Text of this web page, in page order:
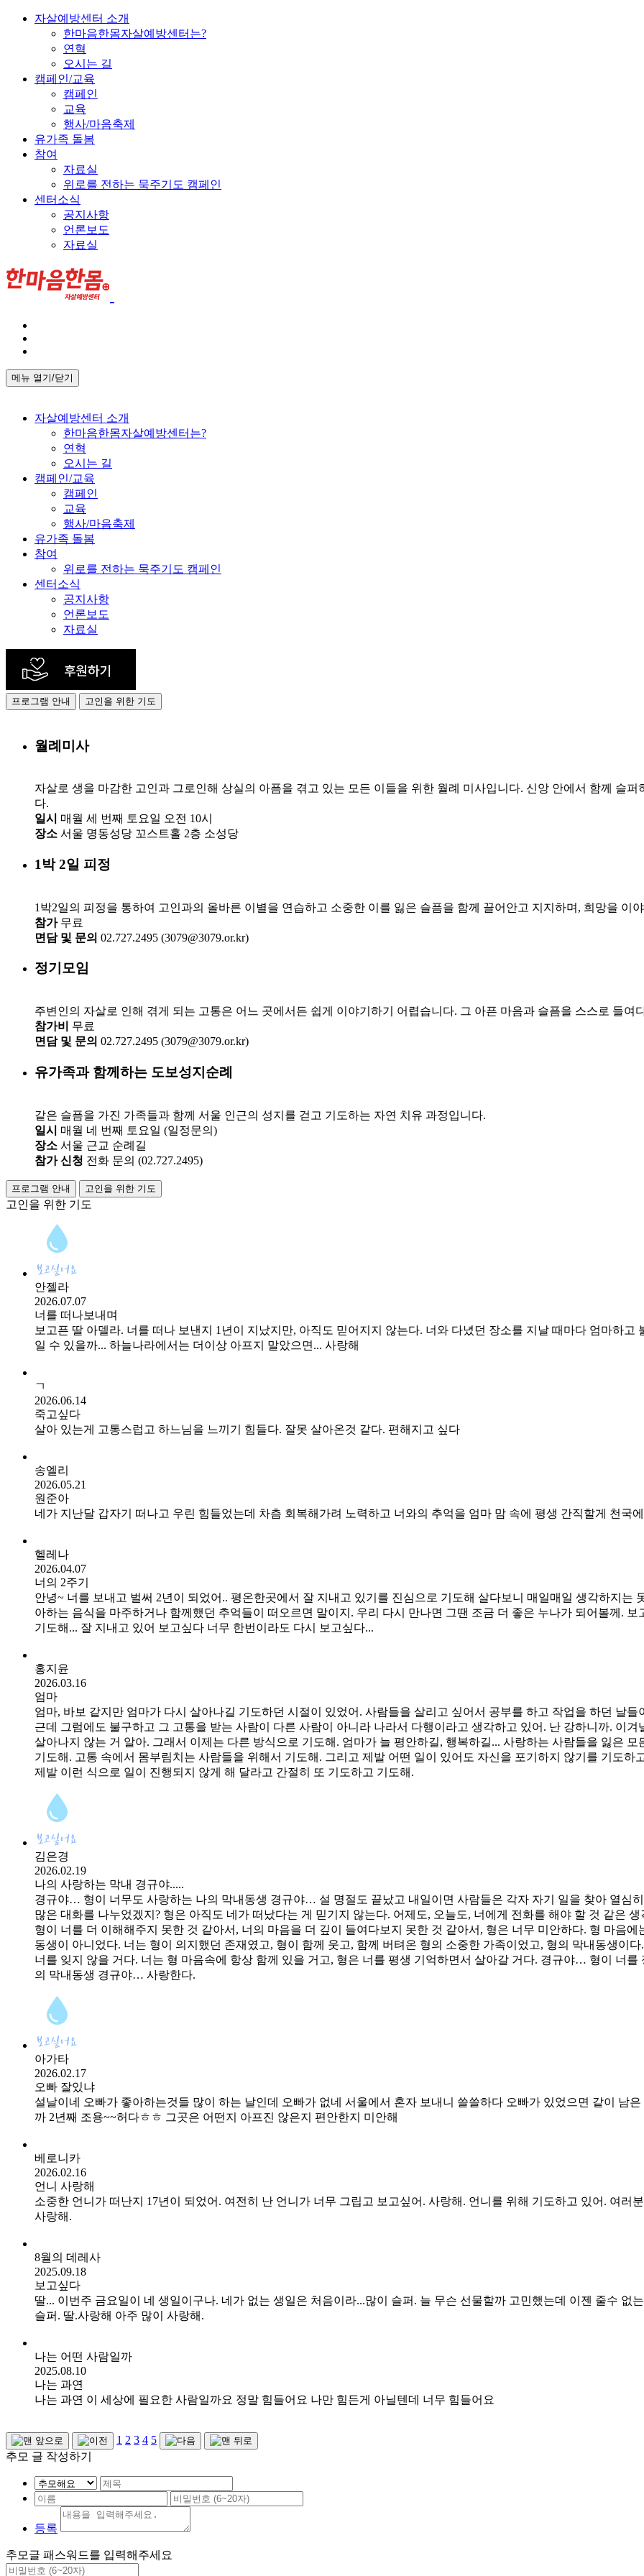
자살예방센터 소개
한마음한몸자살예방센터는?
연혁
오시는 길
캠페인/교육
캠페인
교육
행사/마음축제
유가족 돌봄
참여
자료실
위로를 전하는 묵주기도 캠페인
센터소식
공지사항
언론보도
자료실
메뉴 열기/닫기
자살예방센터 소개
한마음한몸자살예방센터는?
연혁
오시는 길
캠페인/교육
캠페인
교육
행사/마음축제
유가족 돌봄
참여
위로를 전하는 묵주기도 캠페인
센터소식
공지사항
언론보도
자료실
프로그램 안내 고인을 위한 기도
월례미사
자살로 생을 마감한 고인과 그로인해 상실의 아픔을 겪고 있는 모든 이들을 위한 월례 미사입니다. 신앙 안에서 함께 슬
다.
일시 매월 세 번째 토요일 오전 10시
장소 서울 명동성당 꼬스트홀 2층 소성당
1박 2일 피정
1박2일의 피정을 통하여 고인과의 올바른 이별을 연습하고 소중한 이를 잃은 슬픔을 함께 끌어안고 지지하며, 희망을 이
참가무료
면담 및 문의 02.727.2495 (3079@3079.or.kr)
정기모임
주변인의 자살로 인해 겪게 되는 고통은 어느 곳에서든 쉽게 이야기하기 어렵습니다. 그 아픈 마음과 슬픔을 스스로 들여
참가비
무료
면담 및 문의 02.727.2495 (3079@3079.or.kr)
유가족과 함께하는 도보성지순례
같은 슬픔을 가진 가족들과 함께 서울 인근의 성지를 걷고 기도하는 자연 치유 과정입니다.
일시 매월 네 번째 토요일 (일정문의)
장소 서울 근교 순례길
참가 신청 전화 문의 (02.727.2495)
프로그램 안내 고인을 위한 기도
고인을 위한 기도
안젤라
2026.07.07
너를 떠나보내며
보고픈 딸 아델라. 너를 떠나 보낸지 1년이 지났지만, 아직도 믿어지지 않는다. 너와 다녔던 장소를 지날 때마다 엄마하
일 수 있을까... 하늘나라에서는 더이상 아프지 말았으면... 사랑해
ㄱ
2026.06.14
죽고싶다
살아 있는게 고통스럽고 하느님을 느끼기 힘들다. 잘못 살아온것 같다. 편해지고 싶다
송엘리
2026.05.21
원준아
네가 지난달 갑자기 떠나고 우린 힘들었는데 차츰 회복해가려 노력하고 너와의 추억을 엄마 맘 속에 평생 간직할게 천국
헬레나
2026.04.07
너의 2주기
안녕~ 너를 보내고 벌써 2년이 되었어.. 평온한곳에서 잘 지내고 있기를 진심으로 기도해 살다보니 매일매일 생각하지는
아하는 음식을 마주하거나 함께했던 추억들이 떠오르면 말이지. 우리 다시 만나면 그땐 조금 더 좋은 누나가 되어볼께.
기도해... 잘 지내고 있어 보고싶다 너무 한번이라도 다시 보고싶다...
홍지윤
2026.03.16
엄마
엄마, 바보 같지만 엄마가 다시 살아나길 기도하던 시절이 있었어. 사람들을 살리고 싶어서 공부를 하고 작업을 하던 날
근데 그럼에도 불구하고 그 고통을 받는 사람이 다른 사람이 아니라 나라서 다행이라고 생각하고 있어. 난 강하니까. 이
살아나지 않는 거 알아. 그래서 이제는 다른 방식으로 기도해. 엄마가 늘 평안하길, 행복하길... 사랑하는 사람들을 잃은
기도해. 고통 속에서 몸부림치는 사람들을 위해서 기도해. 그리고 제발 어떤 일이 있어도 자신을 포기하지 않기를 기도
제발 이런 식으로 일이 진행되지 않게 해 달라고 간절히 또 기도하고 기도해.
김은경
2026.02.19
나의 사랑하는 막내 경규야.....
경규야… 형이 너무도 사랑하는 나의 막내동생 경규야… 설 명절도 끝났고 내일이면 사람들은 각자 자기 일을 찾아 열심
많은 대화를 나누었겠지? 형은 아직도 네가 떠났다는 게 믿기지 않는다. 어제도, 오늘도, 너에게 전화를 해야 할 것 같은
형이 너를 더 이해해주지 못한 것 같아서, 너의 마음을 더 깊이 들여다보지 못한 것 같아서, 형은 너무 미안하다. 형 마음
동생이 아니었다. 너는 형이 의지했던 존재였고, 형이 함께 웃고, 함께 버텨온 형의 소중한 가족이었고, 형의 막내동생이
너를 잊지 않을 거다. 너는 형 마음속에 항상 함께 있을 거고, 형은 너를 평생 기억하면서 살아갈 거다. 경규야… 형이 너
의 막내동생 경규야… 사랑한다.
아가타
2026.02.17
오빠 잘있냐
설날이네 오빠가 좋아하는것들 많이 하는 날인데 오빠가 없네 서울에서 혼자 보내니 쓸쓸하다 오빠가 있었으면 같이 남
까 2년째 조용~~허다ㅎㅎ 그곳은 어떤지 아프진 않은지 편안한지 미안해
베로니카
2026.02.16
언니 사랑해
소중한 언니가 떠난지 17년이 되었어. 여전히 난 언니가 너무 그립고 보고싶어. 사랑해. 언니를 위해 기도하고 있어. 여러
사랑해.
8월의 데레사
2025.09.18
보고싶다
딸... 이번주 금요일이 네 생일이구나. 네가 없는 생일은 처음이라...많이 슬퍼. 늘 무슨 선물할까 고민했는데 이젠 줄수 없
슬퍼. 딸.사랑해 아주 많이 사랑해.
나는 어떤 사람일까
2025.08.10
나는 과연
나는 과연 이 세상에 필요한 사람일까요 정말 힘들어요 나만 힘든게 아닐텐데 너무 힘들어요
1 2 3 4 5
추모 글 작성하기
등록
추모글 패스워드를 입력해주세요